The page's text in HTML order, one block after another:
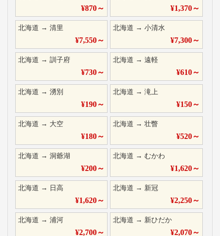
¥870～ ¥1,370～
北海道 → 清里
¥7,550～
北海道 →小清水
¥7,300～
北海道 → 訓子府
¥730～
北海道 →遠軽
¥610～
北海道 → 湧別
¥190～
北海道 →滝上
¥150～
北海道 → 大空
¥180～
北海道 →壮瞥
¥520～
北海道 → 洞爺湖
¥200～
北海道 →むかわ
¥1,620～
北海道 → 日高
¥1,620～
北海道 → 新冠
¥2,250～
北海道 → 浦河
¥2,700～
北海道 → 新ひだか
¥2,070～